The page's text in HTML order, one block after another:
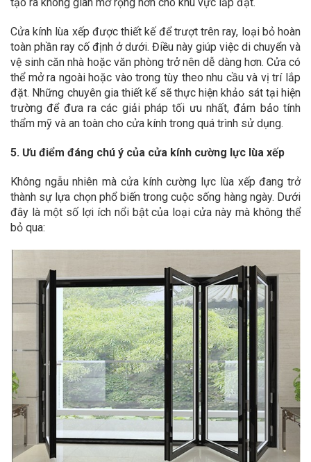
Cửa kính lùa xếp được thiết kế để trượt trên ray, loại bỏ hoàn
toàn phần ray cố định ở dưới. Điều này giúp việc di chuyển và
vệ sinh căn nhà hoặc văn phòng trở nên dễ dàng hơn. Cửa có
thể mở ra ngoài hoặc vào trong tùy theo nhu cầu và vị trí lắp
đặt. Những chuyên gia thiết kế sẽ thực hiện khảo sát tại hiện
trường để đưa ra các giải pháp tối ưu nhất, đảm bảo tính
thẩm mỹ và an toàn cho cửa kính trong quá trình sử dụng.
5. Ưu điểm đáng chú ý của cửa kính cường lực lùa xếp
Không ngẫu nhiên mà cửa kính cường lực lùa xếp đang trở
thành sự lựa chọn phổ biến trong cuộc sống hàng ngày. Dưới
đây là một số lợi ích nổi bật của loại cửa này mà không thể
bỏ qua: